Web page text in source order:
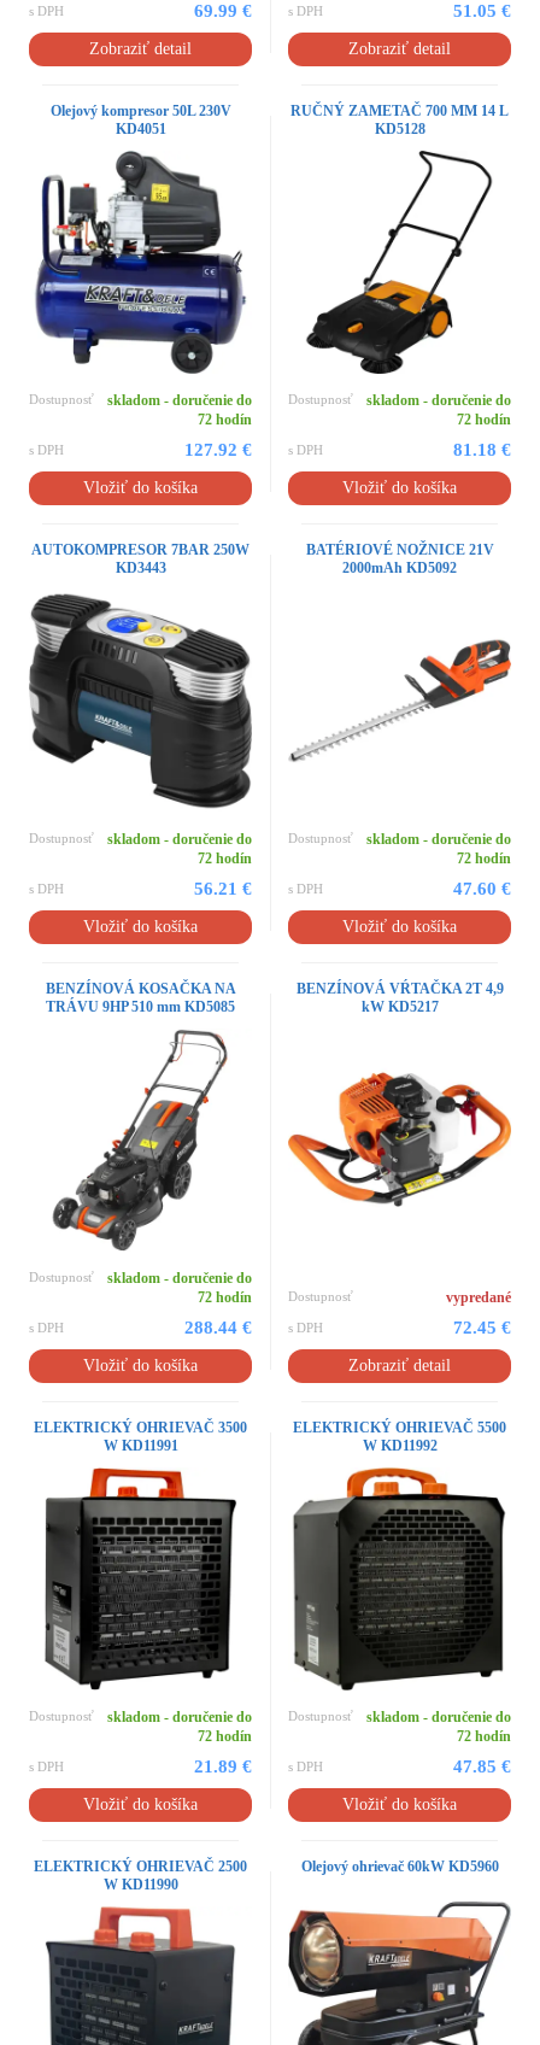
s DPH 69.99 €
Zobraziť detail
s DPH 51.05 €
Zobraziť detail
Olejový kompresor 50L 230V
KD4051
Dostupnosť
skladom - doručenie do
72 hodín
s DPH 127.92 €
Vložiť do košíka
RUČNÝ ZAMETAČ 700 MM 14 L
KD5128
Dostupnosť
skladom - doručenie do
72 hodín
s DPH 81.18 €
Vložiť do košíka
AUTOKOMPRESOR 7BAR 250W
KD3443
Dostupnosť
skladom - doručenie do
72 hodín
s DPH 56.21 €
Vložiť do košíka
BATÉRIOVÉ NOŽNICE 21V
2000mAh KD5092
Dostupnosť
skladom - doručenie do
72 hodín
s DPH 47.60 €
Vložiť do košíka
BENZÍNOVÁ KOSAČKA NA
TRÁVU 9HP 510 mm KD5085
Dostupnosť
skladom - doručenie do
72 hodín
s DPH 288.44 €
Vložiť do košíka
BENZÍNOVÁ VŔTAČKA 2T 4,9
kW KD5217
Dostupnosť vypredané
s DPH 72.45 €
Zobraziť detail
ELEKTRICKÝ OHRIEVAČ 3500
W KD11991
Dostupnosť
skladom - doručenie do
72 hodín
s DPH 21.89 €
Vložiť do košíka
ELEKTRICKÝ OHRIEVAČ 5500
W KD11992
Dostupnosť
skladom - doručenie do
72 hodín
s DPH 47.85 €
Vložiť do košíka
ELEKTRICKÝ OHRIEVAČ 2500
W KD11990
Olejový ohrievač 60kW KD5960